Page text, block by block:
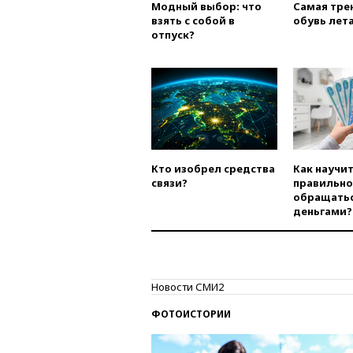
Модный выбор: что
взять с собой в
отпуск?
Самая
обувь
Кто изобрел средства
связи?
Как
правильно
деньгами?
Новости СМИ2
ФОТОИСТОРИИ